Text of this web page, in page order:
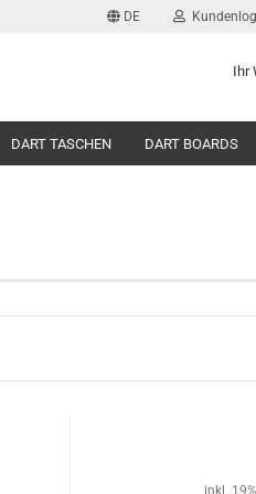
DE
Ihr
DART TASCHEN DART BOARDS
inkl.